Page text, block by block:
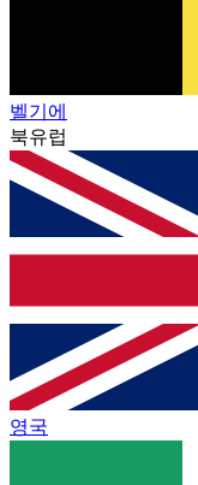
벨기에
북유럽
영국